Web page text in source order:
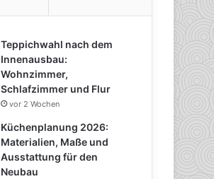
Teppichwahl nach dem
Innenausbau:
Wohnzimmer,
Schlafzimmer und Flur
vor 2 Wochen
Küchenplanung 2026:
Materialien, Maße und
Ausstattung für den
Neubau